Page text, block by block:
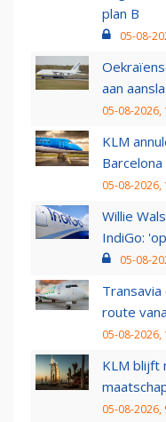
plan B
05-08-
aan
05-08-2026,
KLM
05-08-2026,
Willie
IndiGo:
05-08-
route
05-08-2026,
KLM blijft
05-08-2026,